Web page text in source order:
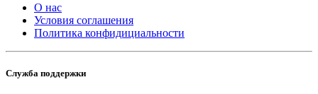
О нас
Условия соглашения
Политика конфидициальности
Служба поддержки